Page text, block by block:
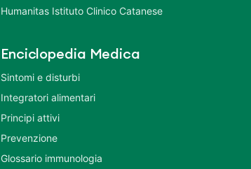
Humanitas Istituto Clinico Catanese
Enciclopedia Medica
Sintomi e disturbi
Integratori alimentari
Principi attivi
Prevenzione
Glossario immunologia